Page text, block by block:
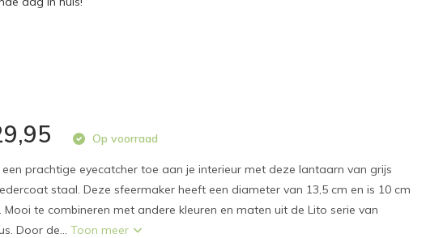
Op voorraad
prachtige eyecatcher toe aan je interieur met deze lantaarn van grijs
staal. Deze sfeermaker heeft een diameter van 13,5 cm en is 10 cm
Mooi te combineren met andere kleuren en maten uit de Lito serie van
Door de...Toon meer